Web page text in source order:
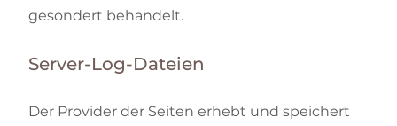
gesondert behandelt.
Server-Log-Dateien
Der Provider der Seiten erhebt und speichert